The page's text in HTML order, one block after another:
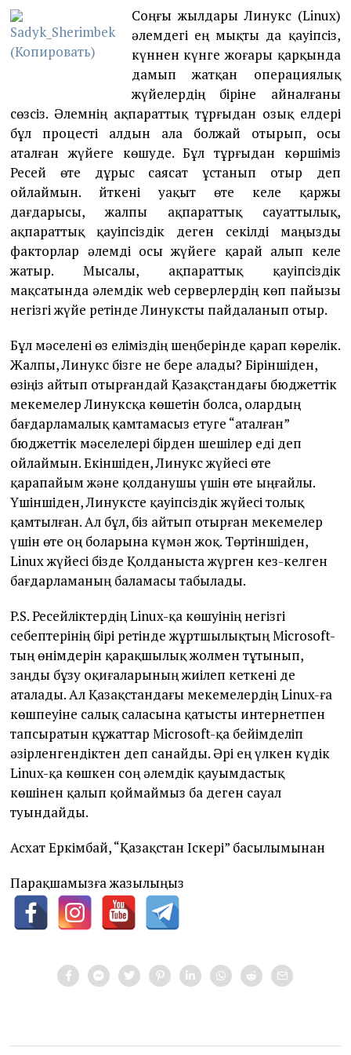
Соңғы жылдары Линукс (Linux)
әлемдегі ең мықты да қауіпсіз,
күннен күнге жоғары қарқында
дамып жатқан операциялық
жүйелердің біріне айналғаны
сөзсіз. Әлемнің ақпараттық тұрғыдан озық елдері
бұл процесті алдын ала болжай отырып, осы
аталған жүйеге көшуде. Бұл тұрғыдан көршіміз
Ресей өте дұрыс саясат ұстанып отыр деп
ойлаймын. Өйткені уақыт өте келе қаржы
дағдарысы, жалпы ақпараттық сауаттылық,
ақпараттық қауіпсіздік деген секілді маңызды
факторлар әлемді осы жүйеге қарай алып келе
жатыр. Мысалы, ақпараттық қауіпсіздік
мақсатында әлемдік web серверлердің көп пайызы
негізгі жүйе ретінде Линуксты пайдаланып отыр.
Бұл мәселені өз еліміздің шеңберінде қарап көрелік.
Жалпы, Линукс бізге не бере алады? Біріншіден,
өзіңіз айтып отырғандай Қазақстандағы бюджеттік
мекемелер Линуксқа көшетін болса, олардың
бағдарламалық қамтамасыз етуге “аталған”
бюджеттік мәселелері бірден шешілер еді деп
ойлаймын. Екіншіден, Линукс жүйесі өте
қарапайым және қолданушы үшін өте ыңғайлы.
Үшіншіден, Линуксте қауіпсіздік жүйесі толық
қамтылған. Ал бұл, біз айтып отырған мекемелер
үшін өте оң боларына күмән жоқ. Төртіншіден,
Linux жүйесі бізде Қолданыста жүрген кез-келген
бағдарламаның баламасы табылады.
P.S. Ресейліктердің Linux-қа көшуінің негізгі
себептерінің бірі ретінде жұртшылықтың Microsoft-
тың өнімдерін қарақшылық жолмен тұтынып,
заңды бұзу оқиғаларының жиілеп кеткені де
аталады. Ал Қазақстандағы мекемелердің Linux-ға
көшпеуіне салық саласына қатысты интернетпен
тапсыратын құжаттар Microsoft-қа бейімделіп
әзірленгендіктен деп санайды. Әрі ең үлкен күдік
Linux-қа көшкен соң әлемдік қауымдастық
көшінен қалып қоймаймыз ба деген сауал
туындайды.
Асхат Еркімбай, “Қазақстан Іскері” басылымынан
Парақшамызға жазылыңыз